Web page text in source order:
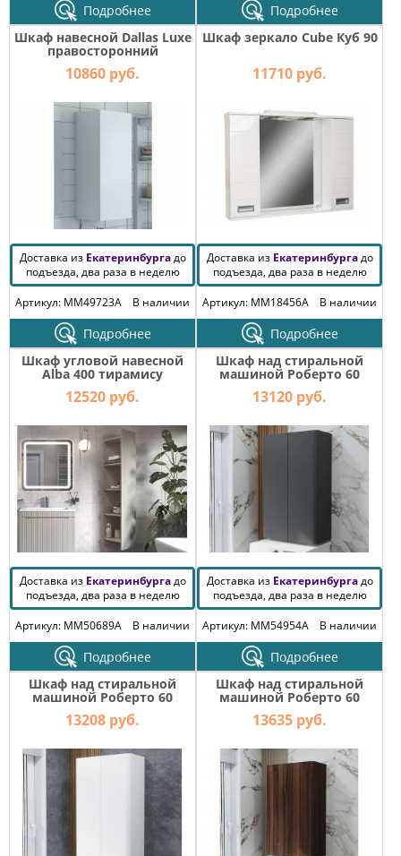
Подробнее
Подробнее
Шкаф навесной Dallas Luxe
правосторонний
10860 руб.
Доставка из Екатеринбургадо
подъезда, два раза в неделю
Артикул: MM49723A
В наличии
Подробнее
Шкаф зеркало Cube Куб 90
11710 руб.
Доставка из Екатеринбургадо
подъезда, два раза в неделю
Артикул: MM18456A
В наличии
Подробнее
Шкаф угловой навесной
Alba 400 тирамису
12520 руб.
Доставка из Екатеринбургадо
подъезда, два раза в неделю
Артикул: MM50689A
В наличии
Подробнее
Шкаф над стиральной
машиной Роберто 60
подвесной Графит
13120 руб.
Доставка из Екатеринбургадо
подъезда, два раза в неделю
Артикул: MM54954A
В наличии
Подробнее
Шкаф над стиральной
машиной Роберто 60
подвесной Белый глянец
13208 руб.
Шкаф над стиральной
машиной Роберто 60
подвесной Орех Пекан
шоколад
13635 руб.